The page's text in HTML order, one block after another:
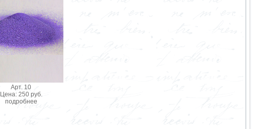
Арт. 10
Цена: 250 руб.
подробнее